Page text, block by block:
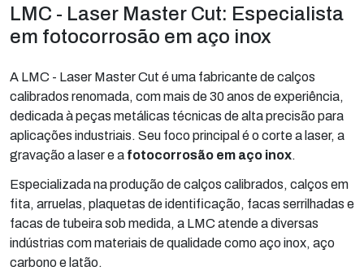
LMC - Laser Master Cut: Especialista
em fotocorrosão em aço inox
A LMC - Laser Master Cut é uma fabricante de calços
calibrados renomada, com mais de 30 anos de experiência,
dedicada à peças metálicas técnicas de alta precisão para
aplicações industriais. Seu foco principal é o corte a laser, a
gravação a laser e a fotocorrosão em aço inox.
Especializada na produção de calços calibrados, calços em
fita, arruelas, plaquetas de identificação, facas serrilhadas e
facas de tubeira sob medida, a LMC atende a diversas
indústrias com materiais de qualidade como aço inox, aço
carbono e latão.